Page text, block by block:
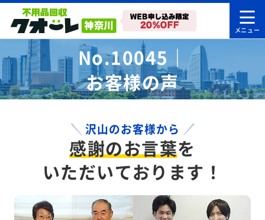
No.10045｜
お客様の声
沢山のお客様から
感謝のお言葉を
いただいております！